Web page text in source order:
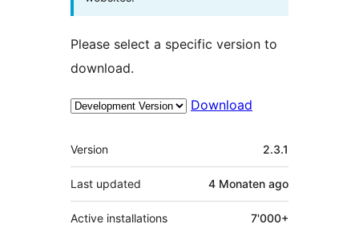
Please select a specific version to
download.
Download
Meta
Version 2.3.1
Last updated 4 Monaten ago
Active installations 7'000+